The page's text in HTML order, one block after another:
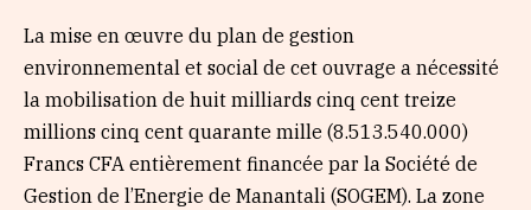
La mise en œuvre du plan de gestion
environnemental et social de cet ouvrage a nécessité
la mobilisation de huit milliards cinq cent treize
millions cinq cent quarante mille (8.513.540.000)
Francs CFA entièrement financée par la Société de
Gestion de l’Energie de Manantali (SOGEM). La zone